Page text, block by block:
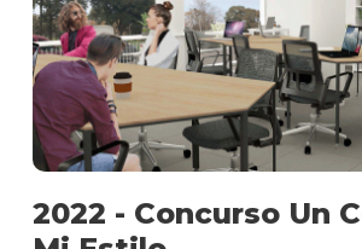
2022 - Concurso Un